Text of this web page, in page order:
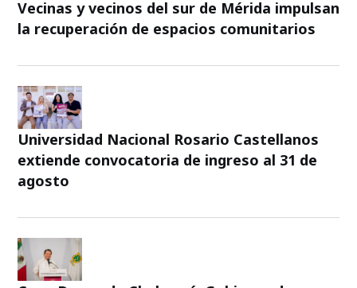
Vecinas y vecinos del sur de Mérida impulsan
la recuperación de espacios comunitarios
Universidad Nacional Rosario Castellanos
extiende convocatoria de ingreso al 31 de
agosto